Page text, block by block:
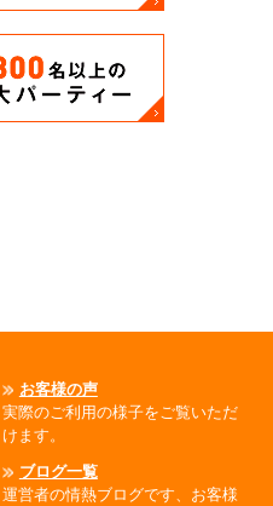
お客様の声
実際のご利用の様子をご覧いただ
けます。
ブログ一覧
運営者の情熱ブログです、お客様